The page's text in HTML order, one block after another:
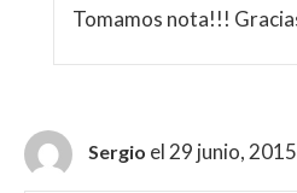
Tomamos nota!!!
Sergio el 29 junio,